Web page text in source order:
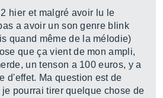
hier et malgré avoir lu le
a avoir un son genre blink
quand même de la mélodie)
que ça vient de mon ampli,
un tenson a 100 euros, y a
d'effet. Ma question est de
pourrai tirer quelque chose de